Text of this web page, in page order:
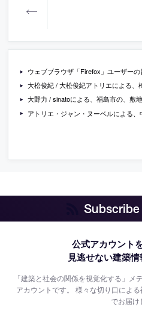
ウェブブラウザ「Firefox」ユーザー
大松俊紀 / 大松俊紀アトリエによる、
大野力 / sinatoによる、福島市の、敷地を貫通する通路が地域にも寄与する果物店
アトリエ・ジャン・ヌーベルによる、中国の「深センオペラハウス」。国際設計コンペが行
公式アカウント
見逃せない建築情
「建築と社会の関係を視覚化する」
アカウントです。様々な切り口によ
でお届け